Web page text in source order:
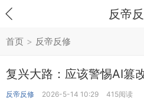
反帝
首页 > 反帝反修
复兴大路：应该警惕AI篡
反帝反修 2026-5-14 10:29 415阅读